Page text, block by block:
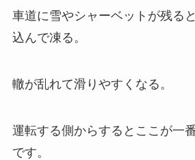
車道に雪やシャーベットが残る
込んで凍る。
轍が乱れて滑りやすくなる。
運転する側からするとここが一
です。